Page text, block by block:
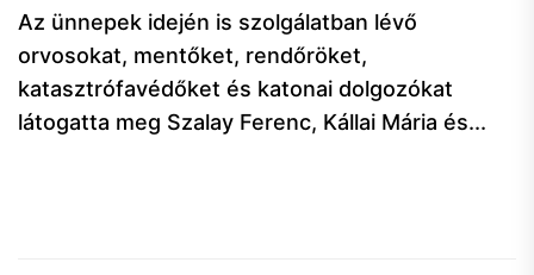
Az ünnepek idején is szolgálatban lévő
orvosokat, mentőket, rendőröket,
katasztrófavédőket és katonai dolgozókat
látogatta meg Szalay Ferenc, Kállai Mária és...